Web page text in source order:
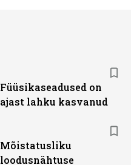
Füüsikaseadused on
ajast lahku kasvanud
Mõistatusliku
loodusnähtuse